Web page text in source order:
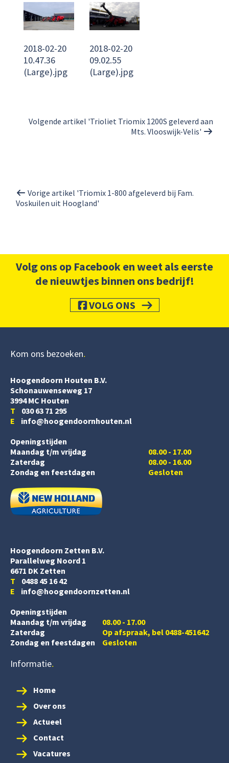
2018-02-20
10.47.36
(Large).jpg
2018-02-20
09.02.55
(Large).jpg
Volgende artikel 'Trioliet Triomix 1200S geleverd aan
Mts. Vlooswijk-Velis'
Vorige artikel 'Triomix 1-800 afgeleverd bij Fam.
Voskuilen uit Hoogland'
Volg ons op Facebook en weet als eerste
de nieuwtjes binnen ons bedrijf!
VOLG ONS
Kom ons bezoeken
Hoogendoorn Houten B.V.
Schonauwenseweg 17
3994 MC Houten
T 030 63 71 295
E info@hoogendoornhouten.nl
Openingstijden
Maandag t/m vrijdag
Zaterdag
08.00 - 17.00
08.00 - 16.00
Zondag en feestdagen
Gesloten
Hoogendoorn Zetten B.V.
Parallelweg Noord 1
6671 DK Zetten
T 0488 45 16 42
E info@hoogendoornzetten.nl
Openingstijden
Maandag t/m vrijdag
08.00 - 17.00
Zaterdag
Op afspraak, bel 0488-451642
Zondag en feestdagen
Gesloten
Informatie
Home
Over ons
Actueel
Contact
Vacatures